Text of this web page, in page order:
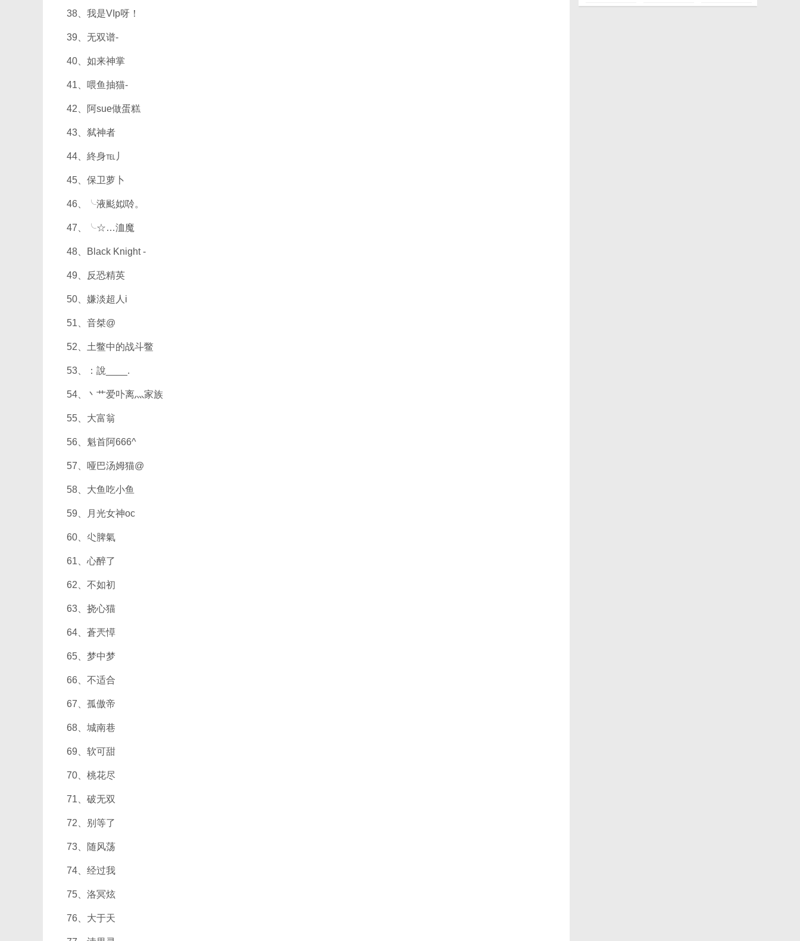
38、我是VIp呀！
39、无双谱-
40、如来神掌
41、喂鱼抽猫-
42、阿sue做蛋糕
43、弑神者
44、終身℡丿
45、保卫萝卜
46、╰液颩姒唥。
47、╰☆…洫魔
48、Black Knight -
49、反恐精英
50、嫌淡超人i
51、音桀@
52、土鳖中的战斗鳖
53、：說____.
54、丶艹爱卟离灬家族
55、大富翁
56、魁首阿666^
57、哑巴汤姆猫@
58、大鱼吃小鱼
59、月光女神oc
60、尐脾氣
61、心醉了
62、不如初
63、挠心猫
64、蒼兲愺
65、梦中梦
66、不适合
67、孤傲帝
68、城南巷
69、软可甜
70、桃花尽
71、破无双
72、别等了
73、随风荡
74、经过我
75、洛冥炫
76、大于天